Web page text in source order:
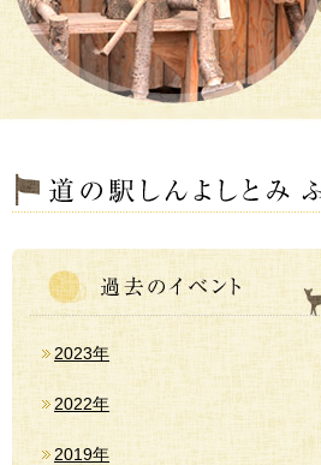
2023年
2022年
2019年